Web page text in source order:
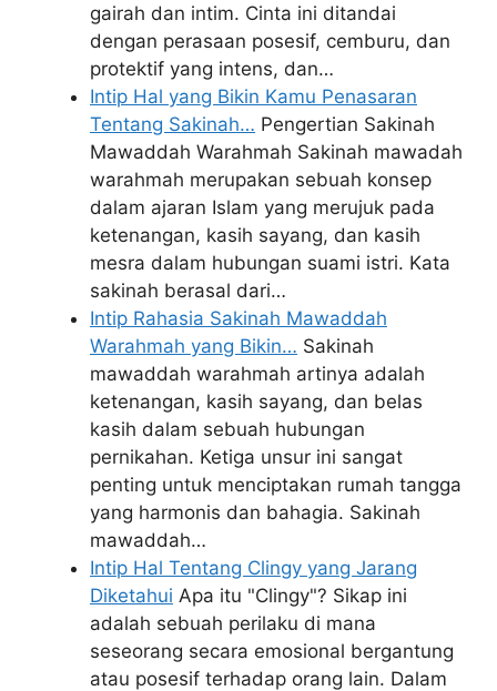
gairah dan intim. Cinta ini ditandai
dengan perasaan posesif, cemburu, dan
protektif yang intens, dan…
Intip Hal yang Bikin Kamu Penasaran
Tentang Sakinah… Pengertian Sakinah
Mawaddah Warahmah Sakinah mawadah
warahmah merupakan sebuah konsep
dalam ajaran Islam yang merujuk pada
ketenangan, kasih sayang, dan kasih
mesra dalam hubungan suami istri. Kata
sakinah berasal dari…
Intip Rahasia Sakinah Mawaddah
Warahmah yang Bikin… Sakinah
mawaddah warahmah artinya adalah
ketenangan, kasih sayang, dan belas
kasih dalam sebuah hubungan
pernikahan. Ketiga unsur ini sangat
penting untuk menciptakan rumah tangga
yang harmonis dan bahagia. Sakinah
mawaddah…
Intip Hal Tentang Clingy yang Jarang
Diketahui Apa itu "Clingy"? Sikap ini
adalah sebuah perilaku di mana
seseorang secara emosional bergantung
atau posesif terhadap orang lain. Dalam